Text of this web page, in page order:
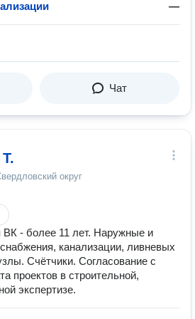
—
Чат
округ
ВК - более 11 лет. Наружные и
канализации, ливневых
Счётчики. Согласование с
проектов в строительной,
экспертизе.